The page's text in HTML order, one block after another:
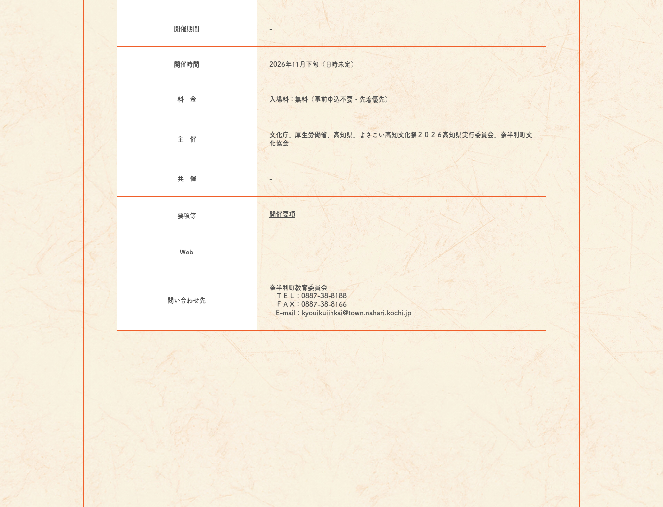
開催期間 -
開催時間 2026年11月下旬（日時未定）
料 金 入場料：無料（事前申込不要・先着優先）
主 催
文化庁、厚生労働省、高知県、よさこい高知文化祭２０２６高知県実行委員会、奈半利町文
化協会
共 催 -
要項等 開催要項
Web -
問い合わせ先
奈半利町教育委員会
ＴＥＬ：0887-38-8188
ＦＡＸ：0887-38-8166
E-mail：kyouikuiinkai@town.nahari.kochi.jp